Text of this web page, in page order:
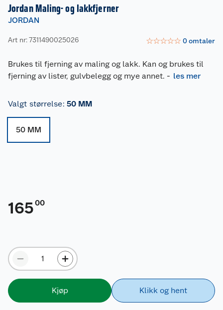
Jordan Maling- og lakkfjerner
JORDAN
Art nr: 7311490025026 ☆☆☆☆☆ 0omtaler
Brukes til fjerning av maling og lakk. Kan og brukes til
fjerning av lister, gulvbelegg og mye annet. - les mer
Valgt størrelse: 50 MM
50 MM
16500
Kjøp Klikk og hent